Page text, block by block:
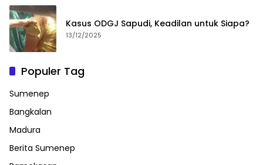
Kasus ODGJ Sapudi, Keadilan untuk Siapa?
13/12/2025
Populer Tag
Sumenep
Bangkalan
Madura
Berita Sumenep